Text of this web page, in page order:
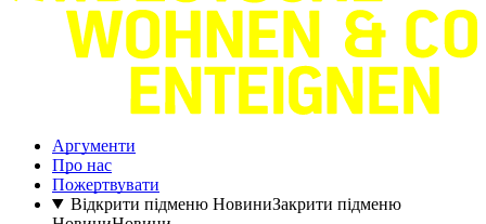
Аргументи
Про нас
Пожертвувати
Відкрити підменю НовиниЗакрити підменю